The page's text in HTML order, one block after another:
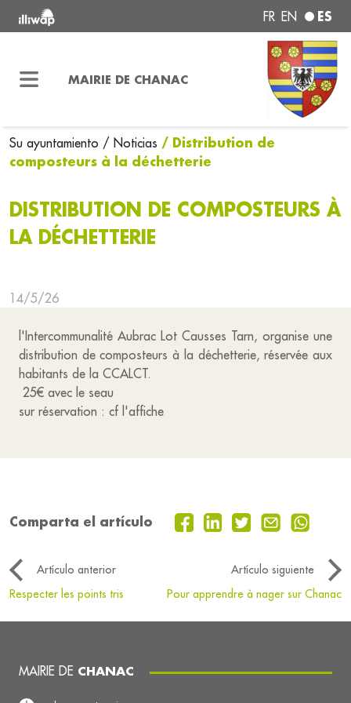
FR EN ES
MAIRIE DE CHANAC
Su ayuntamiento / Noticias / Distribution de
composteurs à la déchetterie
DISTRIBUTION DE COMPOSTEURS À
LA DÉCHETTERIE
14/5/26
l'Intercommunalité Aubrac Lot Causses Tarn, organise une
distribution de composteurs à la déchetterie, réservée aux
habitants de la CCALCT.
25€ avec le seau
sur réservation : cf l'affiche
Comparta el artículo
Artículo anterior
Artículo siguiente
Respecter les points tris
Pour apprendre à nager sur Chanac
MAIRIE DE CHANAC